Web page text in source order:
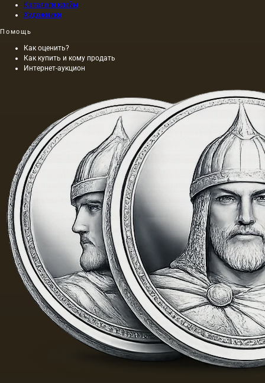
Каталоги клейм
Художники
Помощь
Как оценить?
Как купить и кому продать
Интернет-аукцион